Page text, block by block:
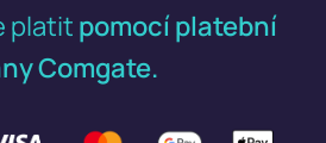
platit pomocí platební
Comgate.